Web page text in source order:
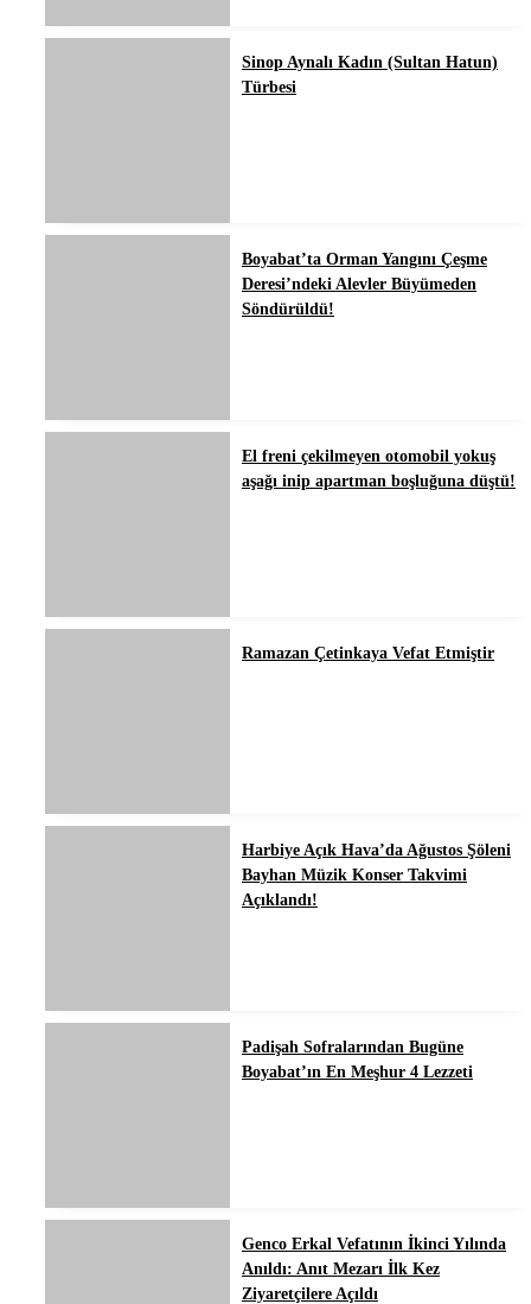
Sinop Aynalı Kadın (Sultan Hatun)
Türbesi
Boyabat’ta Orman Yangını Çeşme
Deresi’ndeki Alevler Büyümeden
Söndürüldü!
El freni çekilmeyen otomobil yokuş
aşağı inip apartman boşluğuna düştü!
Ramazan Çetinkaya Vefat Etmiştir
Harbiye Açık Hava’da Ağustos Şöleni
Bayhan Müzik Konser Takvimi
Açıklandı!
Padişah Sofralarından Bugüne
Boyabat’ın En Meşhur 4 Lezzeti
Genco Erkal Vefatının İkinci Yılında
Anıldı: Anıt Mezarı İlk Kez
Ziyaretçilere Açıldı